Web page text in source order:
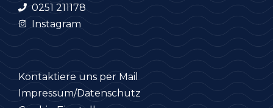
0251 211178
Instagram
Kontaktiere uns per Mail
Impressum/Datenschutz